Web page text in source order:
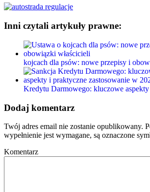
Inni czytali artykuły prawne:
kojcach dla psów: nowe przepisy i
Kredytu Darmowego: kluczowe
Dodaj komentarz
Twój adres email nie zostanie opublikowany.
wypełnienie jest wymagane, są oznaczone
Komentarz